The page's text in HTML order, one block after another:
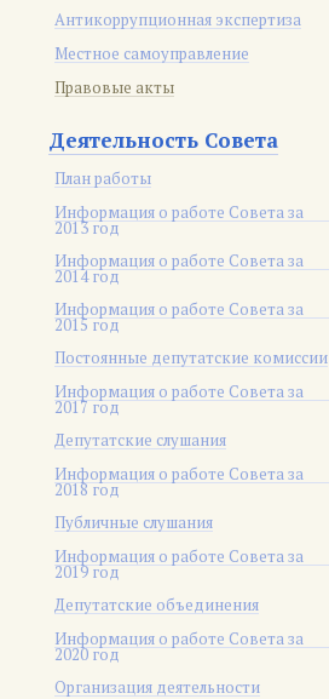
Антикоррупционная экспертиза
Местное самоуправление
Правовые акты
Деятельность Совета
План работы
Информация о работе Совета за
2013 год
Информация о работе Совета за
2014 год
Информация о работе Совета за
2015 год
Постоянные депутатские комиссии
Информация о работе Совета за
2017 год
Депутатские слушания
Информация о работе Совета за
2018 год
Публичные слушания
Информация о работе Совета за
2019 год
Депутатские объединения
Информация о работе Совета за
2020 год
Организация деятельности